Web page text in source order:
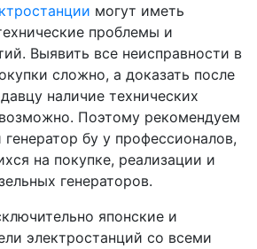
могут иметь
проблемы и
Выявить все неисправности в
сложно, а доказать после
наличие технических
Поэтому рекомендуем
бу у профессионалов,
на покупке, реализации и
генераторов.
японские и
электростанций со всеми